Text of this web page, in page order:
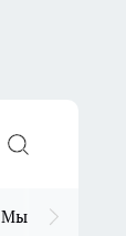
Мы в MAX